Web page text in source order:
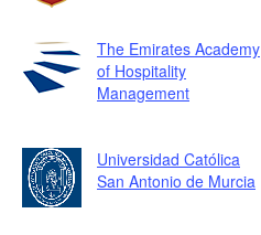
The Emirates Academy
of Hospitality
Management
Universidad Católica
San Antonio de Murcia